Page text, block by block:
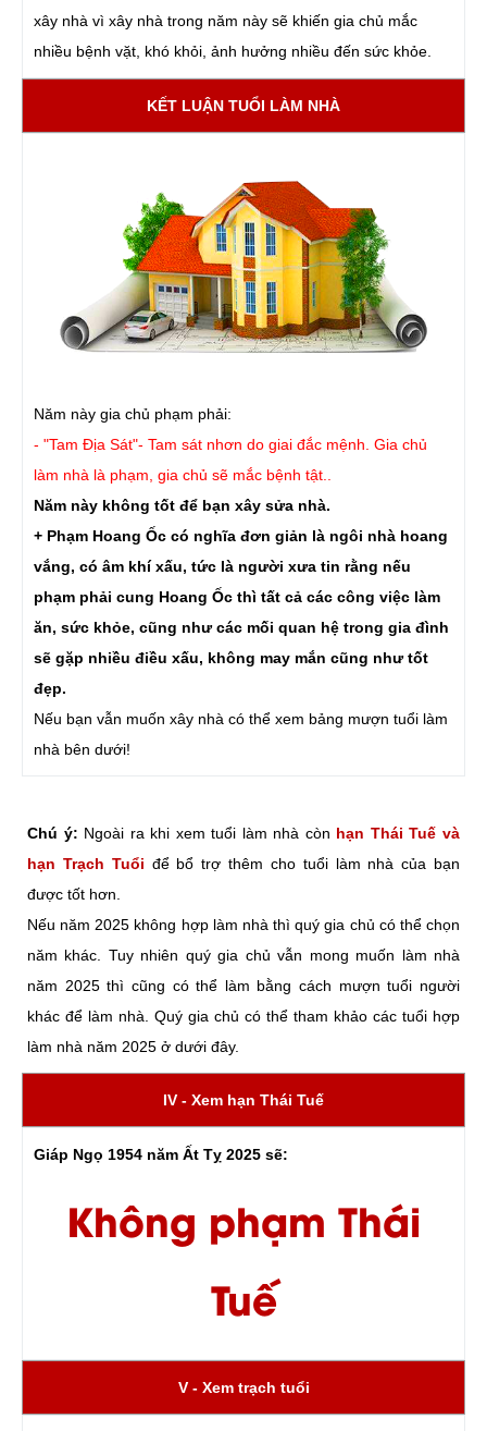
xây nhà vì xây nhà trong năm này sẽ khiến gia chủ mắc
nhiều bệnh vặt, khó khỏi, ảnh hưởng nhiều đến sức khỏe.
KẾT LUẬN TUỔI LÀM NHÀ
Năm này gia chủ phạm phải:
- "Tam Địa Sát"- Tam sát nhơn do giai đắc mệnh. Gia chủ
làm nhà là phạm, gia chủ sẽ mắc bệnh tật..
Năm này không tốt để bạn xây sửa nhà.
+ Phạm Hoang Ốc có nghĩa đơn giản là ngôi nhà hoang
vắng, có âm khí xấu, tức là người xưa tin rằng nếu
phạm phải cung Hoang Ốc thì tất cả các công việc làm
ăn, sức khỏe, cũng như các mối quan hệ trong gia đình
sẽ gặp nhiều điều xấu, không may mắn cũng như tốt
đẹp.
Nếu bạn vẫn muốn xây nhà có thể xem bảng mượn tuổi làm
nhà bên dưới!
Chú ý: Ngoài ra khi xem tuổi làm nhà còn hạn Thái Tuế và
hạn Trạch Tuổi để bổ trợ thêm cho tuổi làm nhà của bạn
được tốt hơn.
Nếu năm 2025 không hợp làm nhà thì quý gia chủ có thể chọn
năm khác. Tuy nhiên quý gia chủ vẫn mong muốn làm nhà
năm 2025 thì cũng có thể làm bằng cách mượn tuổi người
khác để làm nhà. Quý gia chủ có thể tham khảo các tuổi hợp
làm nhà năm 2025 ở dưới đây.
IV - Xem hạn Thái Tuế
Giáp Ngọ 1954 năm Ất Tỵ 2025 sẽ:
Không phạm Thái
Tuế
V - Xem trạch tuổi